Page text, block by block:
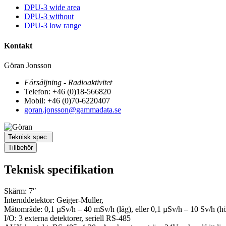
DPU-3 wide area
DPU-3 without
DPU-3 low range
Kontakt
Göran Jonsson
Försäljning - Radioaktivitet
Telefon: +46 (0)18-566820
Mobil: +46 (0)70-6220407
goran.jonsson@gammadata.se
Teknisk spec.
Tillbehör
Teknisk specifikation
Skärm: 7″
Internddetektor: Geiger-Muller,
Mätområde: 0,1 µSv/h – 40 mSv/h (låg), eller 0,1 µSv/h – 10 Sv/h
I/O: 3 externa detektorer, seriell RS-485